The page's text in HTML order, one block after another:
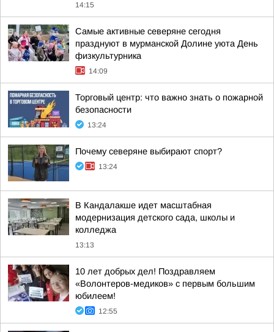
14:15
Самые активные северяне сегодня
празднуют в мурманской Долине уюта День
физкультурника
14:09
Торговый центр: что важно знать о пожарной
безопасности
13:24
Почему северяне выбирают спорт?
13:24
В Кандалакше идет масштабная
модернизация детского сада, школы и
колледжа
13:13
10 лет добрых дел! Поздравляем
«Волонтеров-медиков» с первым большим
юбилеем!
12:55